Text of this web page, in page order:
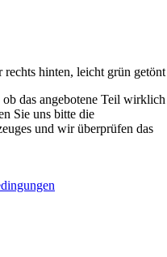
hinten, leicht grün getönt
das angebotene Teil wirklich
Sie uns bitte die
und wir überprüfen das